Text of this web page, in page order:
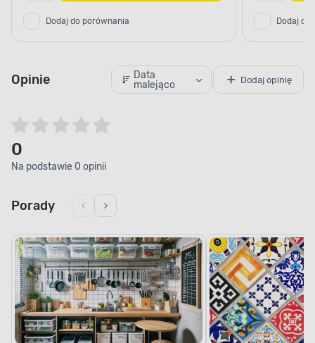
Dodaj do porównania Dodaj do
Opinie
Data
malejąco
Dodaj opinię
0
Na podstawie 0 opinii
Porady